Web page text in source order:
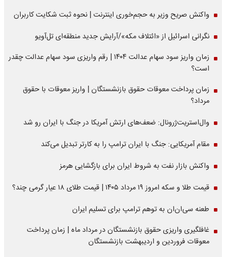
واکنش صریح وزیر به حجم‌خوری اینترنت | نحوه ثبت شکایت کاربران
نگرانی اسرائیل از «ائتلاف مکه»/آرایش جدید منطقه‌ای تل‌آویو
زمان واریز سود سهام عدالت ۱۴۰۴ | رقم واریزی سود سهام عدالت چقدر
است؟
زمان پرداخت معوقات حقوق بازنشستگان | واریز معوقات با حقوق
مرداد؟
وال‌استریت‌ژرونال: ضعف‌های ارتش آمریکا در جنگ با ایران رو شد
مقام آمریکایی: جنگ با ایران ترامپ را به کارتر تبدیل می‌کند
واکنش بازار نفت به شروط ایران برای بازگشایی هرمز
قیمت طلا و سکه امروز ۱۹ مرداد ۱۴۰۵ | قیمت طلای ۱۸ عیار گرمی چند؟
طعنه سی‌ان‌ان به توهم ترامپ برای تسلیم ایران
غافلگیری واریزی حقوق بازنشستگان در مرداد ماه | زمان پرداخت
معوقات فروردین و اردیبهشت بازنشستگان